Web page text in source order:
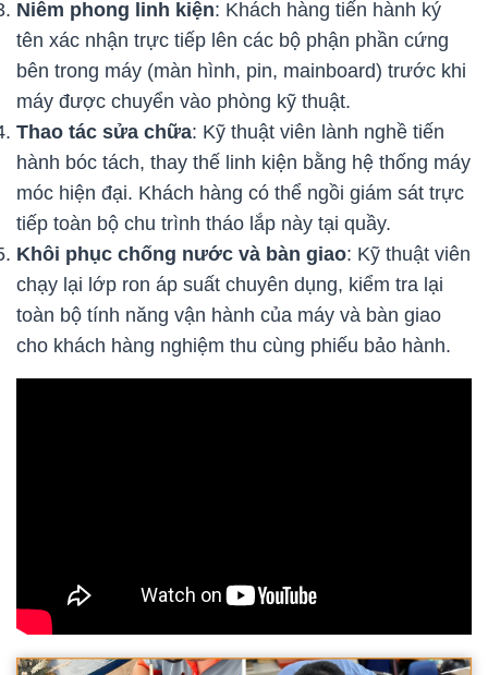
Niêm phong linh kiện: Khách hàng tiến hành ký
tên xác nhận trực tiếp lên các bộ phận phần cứng
bên trong máy (màn hình, pin, mainboard) trước khi
máy được chuyển vào phòng kỹ thuật.
Thao tác sửa chữa: Kỹ thuật viên lành nghề tiến
hành bóc tách, thay thế linh kiện bằng hệ thống máy
móc hiện đại. Khách hàng có thể ngồi giám sát trực
tiếp toàn bộ chu trình tháo lắp này tại quầy.
Khôi phục chống nước và bàn giao: Kỹ thuật viên
chạy lại lớp ron áp suất chuyên dụng, kiểm tra lại
toàn bộ tính năng vận hành của máy và bàn giao
cho khách hàng nghiệm thu cùng phiếu bảo hành.